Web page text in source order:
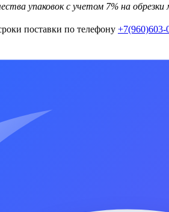
упаковок с учетом 7% на
поставки по телефону +7(960)603-